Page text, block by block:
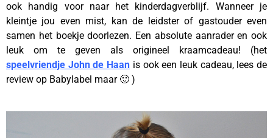
ook handig voor naar het kinderdagverblijf. Wanneer je
kleintje jou even mist, kan de leidster of gastouder even
samen het boekje doorlezen. Een absolute aanrader en ook
leuk om te geven als origineel kraamcadeau! (het
speelvriendje John de Haan is ook een leuk cadeau, lees de
review op Babylabel maar 🙂 )